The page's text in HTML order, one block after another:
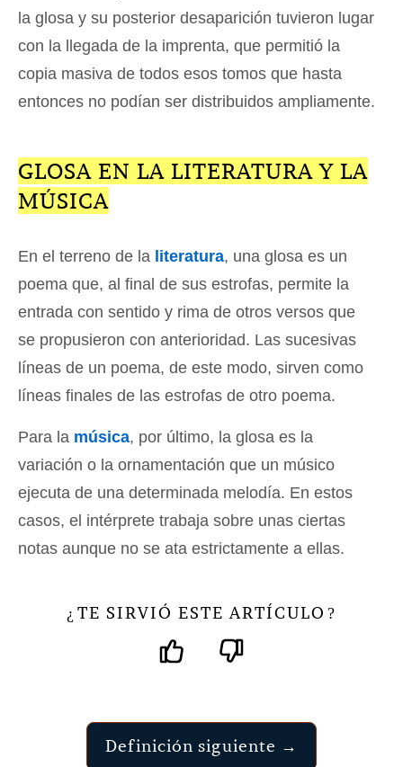
la glosa y su posterior desaparición tuvieron lugar
con la llegada de la imprenta, que permitió la
copia masiva de todos esos tomos que hasta
entonces no podían ser distribuidos ampliamente.
GLOSA EN LA LITERATURA Y LA
MÚSICA
En el terreno de la literatura, una glosa es un
poema que, al final de sus estrofas, permite la
entrada con sentido y rima de otros versos que
se propusieron con anterioridad. Las sucesivas
líneas de un poema, de este modo, sirven como
líneas finales de las estrofas de otro poema.
Para la música, por último, la glosa es la
variación o la ornamentación que un músico
ejecuta de una determinada melodía. En estos
casos, el intérprete trabaja sobre unas ciertas
notas aunque no se ata estrictamente a ellas.
¿ TE SIRVIÓ ESTE ARTÍCULO ?
Definición siguiente →